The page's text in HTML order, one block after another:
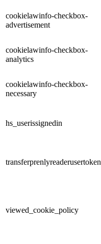
cookielawinfo-checkbox-
advertisement
cookielawinfo-checkbox-
analytics
cookielawinfo-checkbox-
necessary
hs_userissignedin
transferprenlyreaderusertoken
viewed_cookie_policy